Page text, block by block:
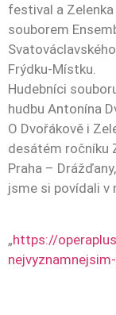
festival a
souborem
Frýdku-Místku.
Hudebníci
hudbu Antonína
O Dvořákově i
desátém ročníku
Praha –
jsme si povídali v
„https://